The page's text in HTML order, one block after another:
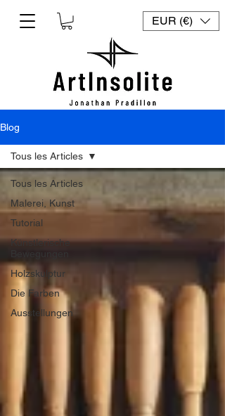
EUR (€)
Blog
Tous les Articles
Malerei, Kunst
Tutorial
Künstlerische
Holzskulptur
Die Farben
Ausstellungen
Tous les Articles